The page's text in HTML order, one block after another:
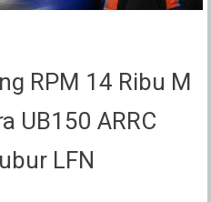
RPM 14 Ribu M
UB150 ARRC
LFN